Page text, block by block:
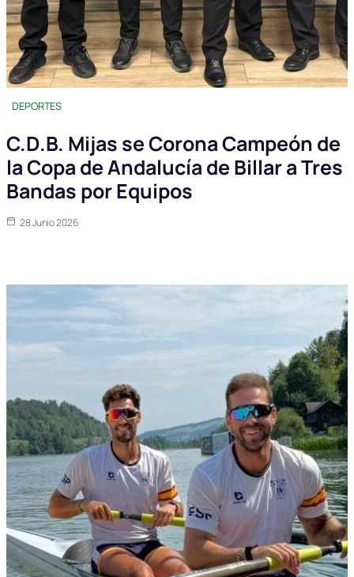
DEPORTES
C.D.B. Mijas se Corona Campeón de
la Copa de Andalucía de Billar a Tres
Bandas por Equipos
28 Junio 2026